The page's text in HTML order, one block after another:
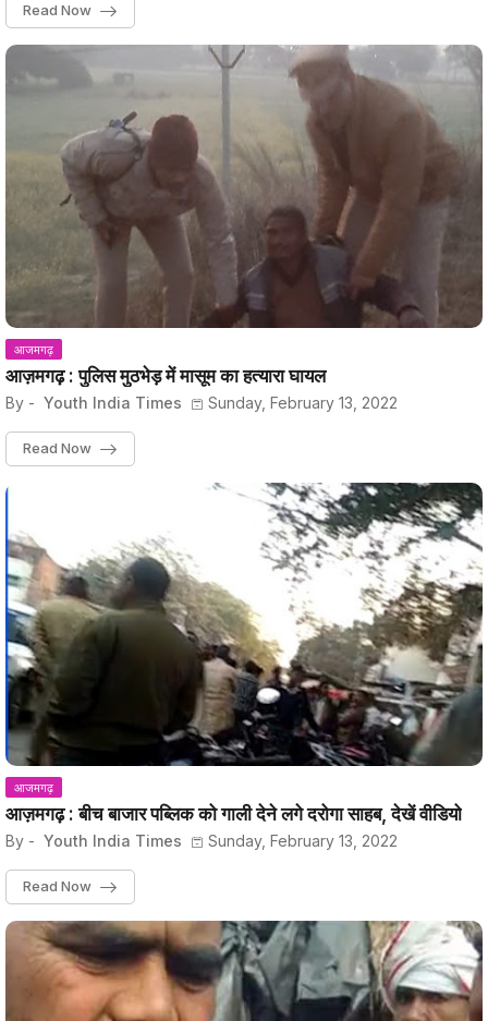
Read Now
आजमगढ़
आज़मगढ़ : पुलिस मुठभेड़ में मासूम का हत्यारा घायल
By - Youth India Times Sunday, February 13, 2022
Read Now
आजमगढ़
आज़मगढ़ : बीच बाजार पब्लिक को गाली देने लगे दरोगा साहब, देखें वीडियो
By - Youth India Times Sunday, February 13, 2022
Read Now